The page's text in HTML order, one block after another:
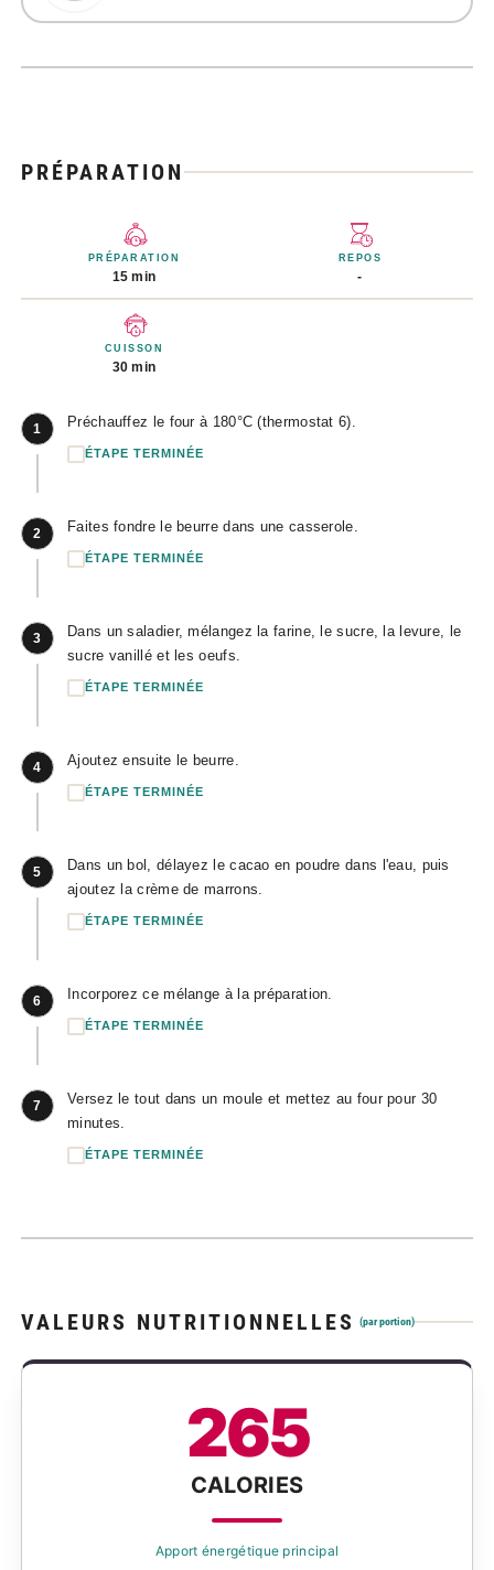
PRÉPARATION
PRÉPARATION
15 min
REPOS
-
CUISSON
30 min
1 Préchauffez le four à 180°C (thermostat 6).
ÉTAPE TERMINÉE
2 Faites fondre le beurre dans une casserole.
ÉTAPE TERMINÉE
3
Dans un saladier, mélangez la farine, le sucre, la levure, le
sucre vanillé et les oeufs.
ÉTAPE TERMINÉE
4 Ajoutez ensuite le beurre.
ÉTAPE TERMINÉE
5
Dans un bol, délayez le cacao en poudre dans l'eau, puis
ajoutez la crème de marrons.
ÉTAPE TERMINÉE
6 Incorporez ce mélange à la préparation.
ÉTAPE TERMINÉE
7
Versez le tout dans un moule et mettez au four pour 30
minutes.
ÉTAPE TERMINÉE
VALEURS NUTRITIONNELLES (par portion)
265
CALORIES
Apport énergétique principal